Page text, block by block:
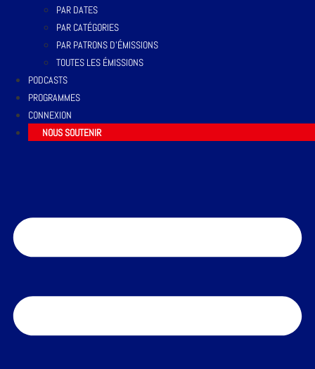
PAR DATES
PAR CATÉGORIES
PAR PATRONS D’ÉMISSIONS
TOUTES LES ÉMISSIONS
PODCASTS
PROGRAMMES
CONNEXION
NOUS SOUTENIR